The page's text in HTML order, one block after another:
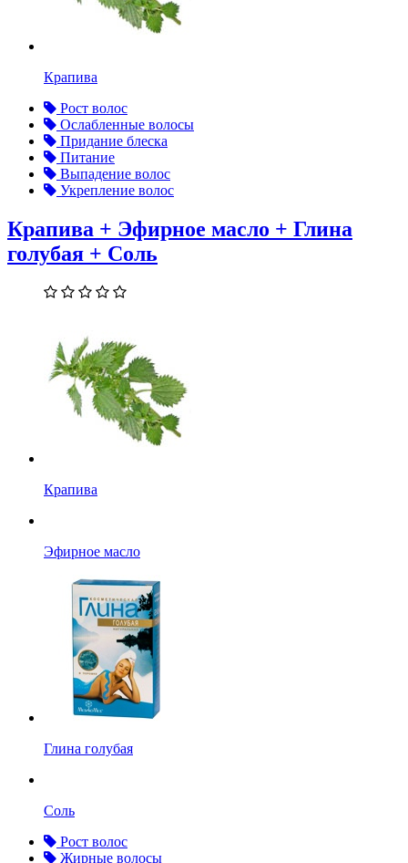
Крапива
Рост волос
Ослабленные волосы
Придание блеска
Питание
Выпадение волос
Укрепление волос
Крапива + Эфирное масло + Глина
голубая + Соль
Крапива
Эфирное масло
Глина голубая
Соль
Рост волос
Жирные волосы